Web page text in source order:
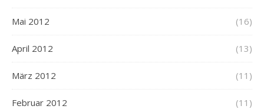
Mai 2012 (16)
April 2012 (13)
März 2012 (11)
Februar 2012 (11)